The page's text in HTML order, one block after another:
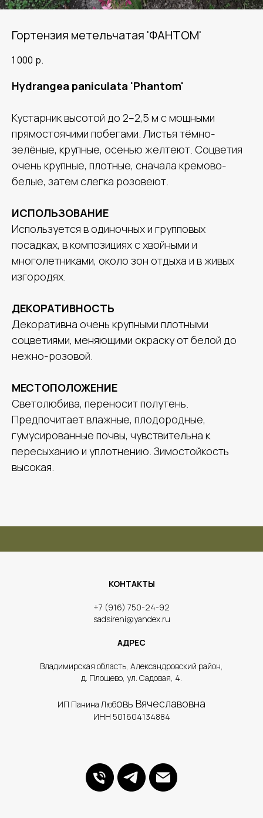
Гортензия метельчатая 'ФАНТОМ'
1 000 р.
Hydrangea paniculata 'Phantom'
Кустарник высотой до 2–2,5 м с мощными
прямостоячими побегами. Листья тёмно-
зелёные, крупные, осенью желтеют. Соцветия
очень крупные, плотные, сначала кремово-
белые, затем слегка розовеют.
ИСПОЛЬЗОВАНИЕ
Используется в одиночных и групповых
посадках, в композициях с хвойными и
многолетниками, около зон отдыха и в живых
изгородях.
ДЕКОРАТИВНОСТЬ
Декоративна очень крупными плотными
соцветиями, меняющими окраску от белой до
нежно-розовой.
МЕСТОПОЛОЖЕНИЕ
Светолюбива, переносит полутень.
Предпочитает влажные, плодородные,
гумусированные почвы, чувствительна к
пересыханию и уплотнению. Зимостойкость
высокая.
КОНТАКТЫ
​+7 (916) 750-24-92
sadsireni@yandex.ru
АДРЕС
​Владимирская область, Александровский район,
д. Площево, ул. Садовая, 4.
ИП Панина Любовь Вячеславовна
ИНН 501604134884